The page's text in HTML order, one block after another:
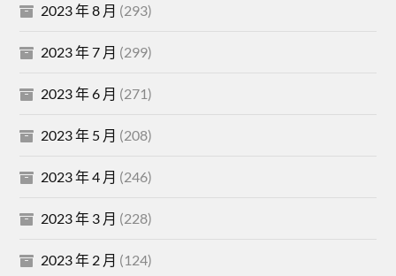
2023 年 8 月 (293)
2023 年 7 月 (299)
2023 年 6 月 (271)
2023 年 5 月 (208)
2023 年 4 月 (246)
2023 年 3 月 (228)
2023 年 2 月 (124)